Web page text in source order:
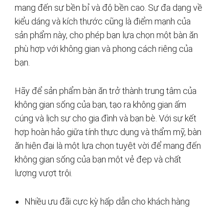
mang đến sự bền bỉ và độ bền cao. Sự đa dạng về
kiểu dáng và kích thước cũng là điểm mạnh của
sản phẩm này, cho phép bạn lựa chọn một bàn ăn
phù hợp với không gian và phong cách riêng của
bạn.
Hãy để sản phẩm bàn ăn trở thành trung tâm của
không gian sống của bạn, tạo ra không gian ấm
cúng và lịch sự cho gia đình và bạn bè. Với sự kết
hợp hoàn hảo giữa tính thực dụng và thẩm mỹ, bàn
ăn hiện đại là một lựa chọn tuyệt vời để mang đến
không gian sống của bạn một vẻ đẹp và chất
lượng vượt trội.
Nhiều ưu đãi cực kỳ hấp dẫn cho khách hàng